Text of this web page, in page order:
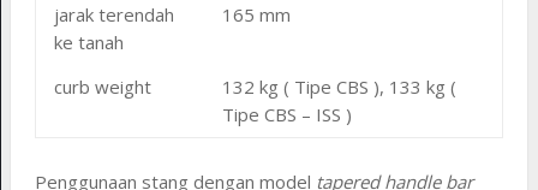
jarak terendah
ke tanah
165 mm
curb weight
132 kg ( Tipe CBS ), 133 kg (
Tipe CBS – ISS )
Penggunaan stang dengan model tapered handle bar